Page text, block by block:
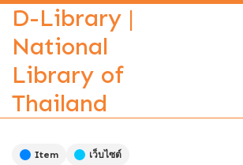
D-Library |
National
Library of
Thailand
Item เว็บไซต์